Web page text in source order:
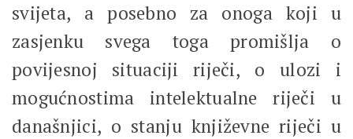
svijeta, a posebno za onoga koji u
zasjenku svega toga promišlja o
povijesnoj situaciji riječi, o ulozi i
mogućnostima intelektualne riječi u
današnjici, o stanju književne riječi u